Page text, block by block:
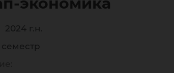
2024 г.н.
семестр